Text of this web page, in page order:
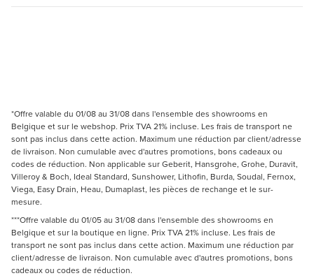
*Offre valable du 01/08 au 31/08 dans l'ensemble des showrooms en
Belgique et sur le webshop. Prix TVA 21% incluse. Les frais de transport ne
sont pas inclus dans cette action. Maximum une réduction par client/adresse
de livraison. Non cumulable avec d'autres promotions, bons cadeaux ou
codes de réduction. Non applicable sur Geberit, Hansgrohe, Grohe, Duravit,
Villeroy & Boch, Ideal Standard, Sunshower, Lithofin, Burda, Soudal, Fernox,
Viega, Easy Drain, Heau, Dumaplast, les pièces de rechange et le sur-
mesure.
***Offre valable du 01/05 au 31/08 dans l'ensemble des showrooms en
Belgique et sur la boutique en ligne. Prix TVA 21% incluse. Les frais de
transport ne sont pas inclus dans cette action. Maximum une réduction par
client/adresse de livraison. Non cumulable avec d'autres promotions, bons
cadeaux ou codes de réduction.